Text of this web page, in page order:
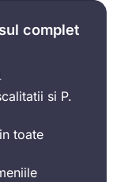
complet
si P.
toate